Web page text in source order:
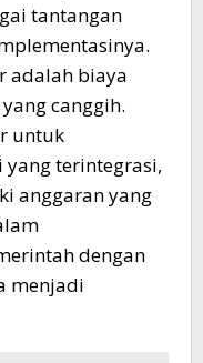
tantangan
adalah biaya
canggih.
untuk
terintegrasi,
anggaran yang
dengan
menjadi